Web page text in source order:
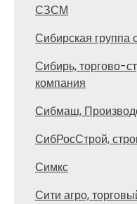
СЗСМ
Сибирская группа
Сибирь, торгово-
компания
Сибмаш,
СибРосСтрой,
Симкс
Сити агро,